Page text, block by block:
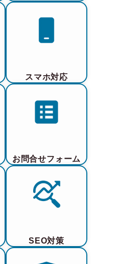
スマホ対応
お問合せフォーム
SEO対策